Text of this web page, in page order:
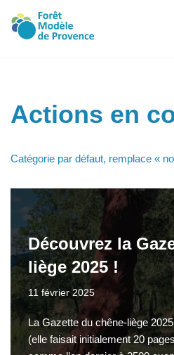
Aller
Actions en
Catégorie par défaut, remplace «
Découvrez la
liège 2025 !
11 février 2025
La Gazette du chêne-liège
(elle faisait initialement 20